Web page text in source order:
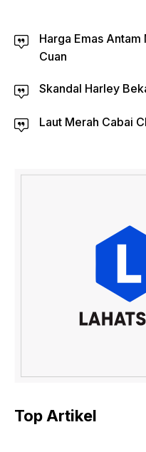
Harga Emas
Cuan
Skandal Harley
Laut Merah Cabai
Top Artikel